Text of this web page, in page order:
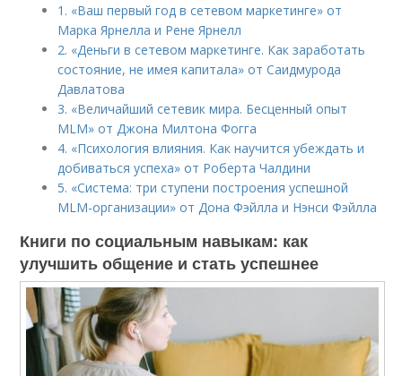
1. «Ваш первый год в сетевом маркетинге» от
Марка Ярнелла и Рене Ярнелл
2. «Деньги в сетевом маркетинге. Как заработать
состояние, не имея капитала» от Саидмурода
Давлатова
3. «Величайший сетевик мира. Бесценный опыт
MLM» от Джона Милтона Фогга
4. «Психология влияния. Как научится убеждать и
добиваться успеха» от Роберта Чалдини
5. «Система: три ступени построения успешной
MLM-организации» от Дона Фэйлла и Нэнси Фэйлла
Книги по социальным навыкам: как
улучшить общение и стать успешнее